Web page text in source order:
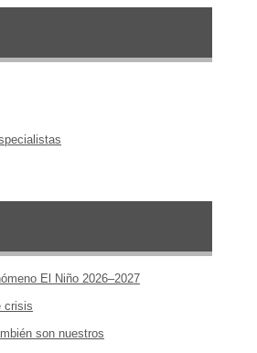
El Niño 2026–2027
crisis
son nuestros